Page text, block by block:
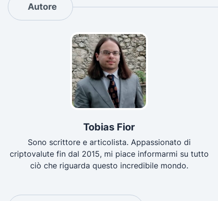
Autore
Tobias Fior
Sono scrittore e articolista. Appassionato di
criptovalute fin dal 2015, mi piace informarmi su tutto
ciò che riguarda questo incredibile mondo.